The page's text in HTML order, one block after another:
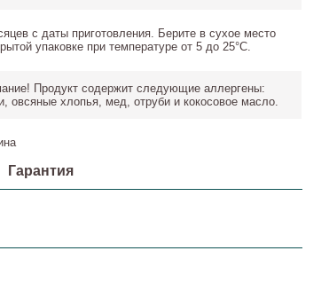
с даты приготовления. Берите в сухое место
упаковке при температуре от 5 до 25°С.
Продукт содержит следующие аллергены:
овсяные хлопья, мед, отруби и кокосовое масло.
Гарантия